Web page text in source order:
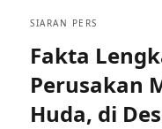
SIARAN PERS
Fakta
Perusakan
Huda, di